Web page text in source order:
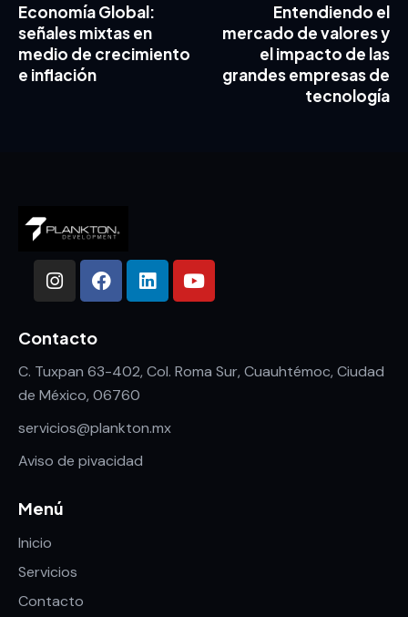
Economía Global:
señales mixtas en
medio de crecimiento
e inflación
Entendiendo el
mercado de valores y
el impacto de las
grandes empresas de
tecnología
Contacto
C. Tuxpan 63-402, Col. Roma Sur, Cuauhtémoc, Ciudad
de México, 06760
servicios@plankton.mx
Aviso de pivacidad
Menú
Inicio
Servicios
Contacto